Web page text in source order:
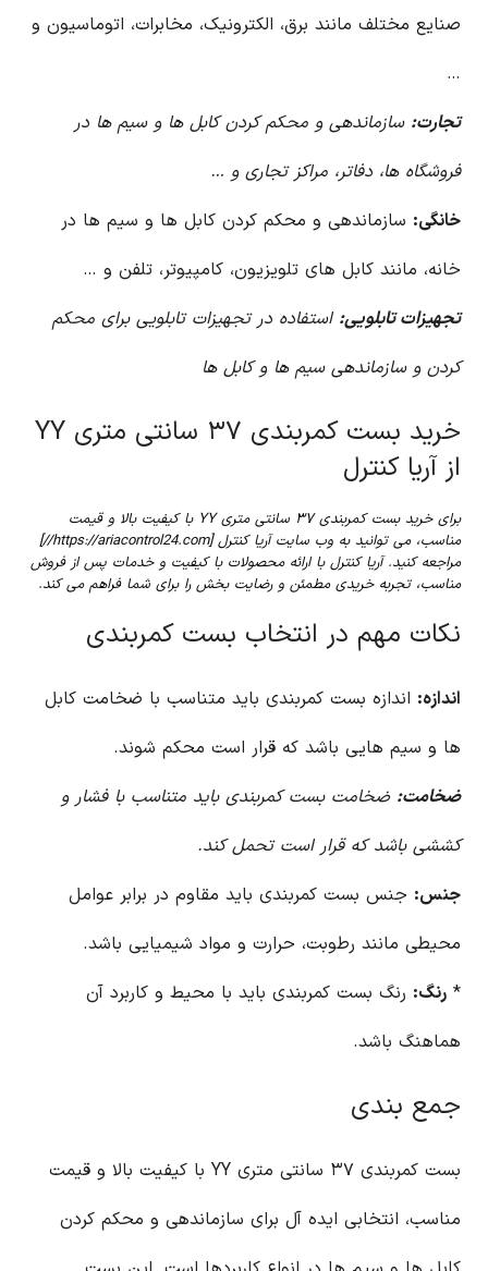
صنایع مختلف مانند برق، الکترونیک، مخابرات، اتوماسیون و
…
تجارت: سازماندهی و محکم کردن کابل ها و سیم ها در
فروشگاه ها، دفاتر، مراکز تجاری و …
خانگی: سازماندهی و محکم کردن کابل ها و سیم ها در
خانه، مانند کابل های تلویزیون، کامپیوتر، تلفن و …
تجهیزات تابلویی: استفاده در تجهیزات تابلویی برای محکم
کردن و سازماندهی سیم ها و کابل ها
خرید بست کمربندی ۳۷ سانتی متری YY
از آریا کنترل
برای خرید بست کمربندی ۳۷ سانتی متری YY با کیفیت بالا و قیمت
مناسب، می توانید به وب سایت آریا کنترل [https://ariacontrol24.com//]
مراجعه کنید. آریا کنترل با ارائه محصولات با کیفیت و خدمات پس از فروش
مناسب، تجربه خریدی مطمئن و رضایت بخش را برای شما فراهم می کند.
نکات مهم در انتخاب بست کمربندی
اندازه: اندازه بست کمربندی باید متناسب با ضخامت کابل
ها و سیم هایی باشد که قرار است محکم شوند.
ضخامت: ضخامت بست کمربندی باید متناسب با فشار و
کششی باشد که قرار است تحمل کند.
جنس: جنس بست کمربندی باید مقاوم در برابر عوامل
محیطی مانند رطوبت، حرارت و مواد شیمیایی باشد.
* رنگ: رنگ بست کمربندی باید با محیط و کاربرد آن
هماهنگ باشد.
جمع بندی
بست کمربندی ۳۷ سانتی متری YY با کیفیت بالا و قیمت
مناسب، انتخابی ایده آل برای سازماندهی و محکم کردن